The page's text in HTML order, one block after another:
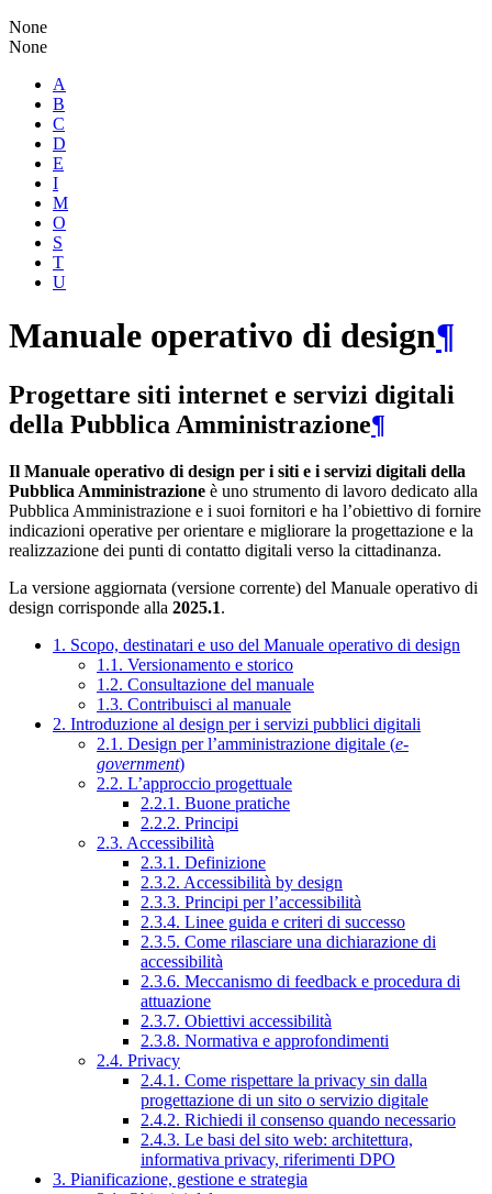
None
None
A
B
C
D
E
I
M
O
S
T
U
Manuale operativo di design¶
Progettare siti internet e servizi digitali
della Pubblica Amministrazione¶
Il Manuale operativo di design per i siti e i servizi digitali della
Pubblica Amministrazione è uno strumento di lavoro dedicato alla
Pubblica Amministrazione e i suoi fornitori e ha l’obiettivo di fornire
indicazioni operative per orientare e migliorare la progettazione e la
realizzazione dei punti di contatto digitali verso la cittadinanza.
La versione aggiornata (versione corrente) del Manuale operativo di
design corrisponde alla 2025.1.
1. Scopo, destinatari e uso del Manuale operativo di design
1.1. Versionamento e storico
1.2. Consultazione del manuale
1.3. Contribuisci al manuale
2. Introduzione al design per i servizi pubblici digitali
2.1. Design per l’amministrazione digitale (e-
government)
2.2. L’approccio progettuale
2.2.1. Buone pratiche
2.2.2. Principi
2.3. Accessibilità
2.3.1. Definizione
2.3.2. Accessibilità by design
2.3.3. Principi per l’accessibilità
2.3.4. Linee guida e criteri di successo
2.3.5. Come rilasciare una dichiarazione di
accessibilità
2.3.6. Meccanismo di feedback e procedura di
attuazione
2.3.7. Obiettivi accessibilità
2.3.8. Normativa e approfondimenti
2.4. Privacy
2.4.1. Come rispettare la privacy sin dalla
progettazione di un sito o servizio digitale
2.4.2. Richiedi il consenso quando necessario
2.4.3. Le basi del sito web: architettura,
informativa privacy, riferimenti DPO
3. Pianificazione, gestione e strategia